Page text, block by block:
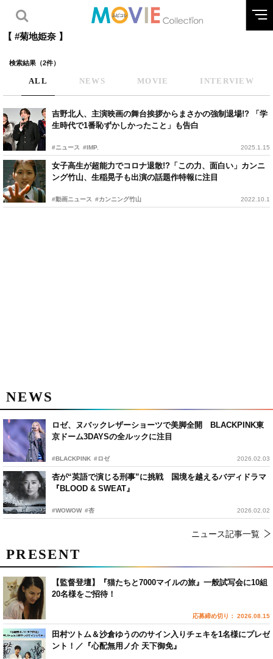
【 #菊地姫奈 】
検索結果（2件）
ALL NEWS MOVIE INTERVIEW
吉野北人、主演映画の舞台挨拶からまさかの強制退場!? 「学
生時代で1番恥ずかしかったこと」も告白
#ニュース #IMP. 2025.1.15
女子高生が超能力でコロナ退散!?「この力、面白い」カンニ
ング竹山、生稲晃子も出演の話題作特報に注目
#動画ニュース #カンニング竹山 2022.10.1
NEWS
ロゼ、ヌバックレザーショーツで美脚全開 BLACKPINK東
京ドーム3DAYSの全ルックに注目
#BLACKPINK #ロゼ 2026.02.03
杏が“英語で演じる刑事”に挑戦 国境を越えるバディドラマ
『BLOOD & SWEAT』
#WOWOW #杏 2026.02.02
ニュース記事一覧
PRESENT
【監督登壇】『猫たちと7000マイルの旅』一般試写会に10組
20名様をご招待！
応募締め切り： 2026.08.15
田村ツトム＆沙倉ゆうののサイン入りチェキを1名様にプレゼ
ント！／『心配無用ノ介 天下御免』